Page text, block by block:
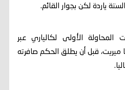
ياردة لكن بجوار القائم.
90+2، جاءت المحاولة الأولى لكالياري عبر
قبل أن يطلق الحكم صافرته